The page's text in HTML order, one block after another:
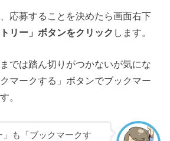
応募することを決めたら画面右下
トリー」ボタンをクリック します。
では踏ん切りがつかないが気にな
マークする」ボタンでブックマー
。
も「ブックマークす